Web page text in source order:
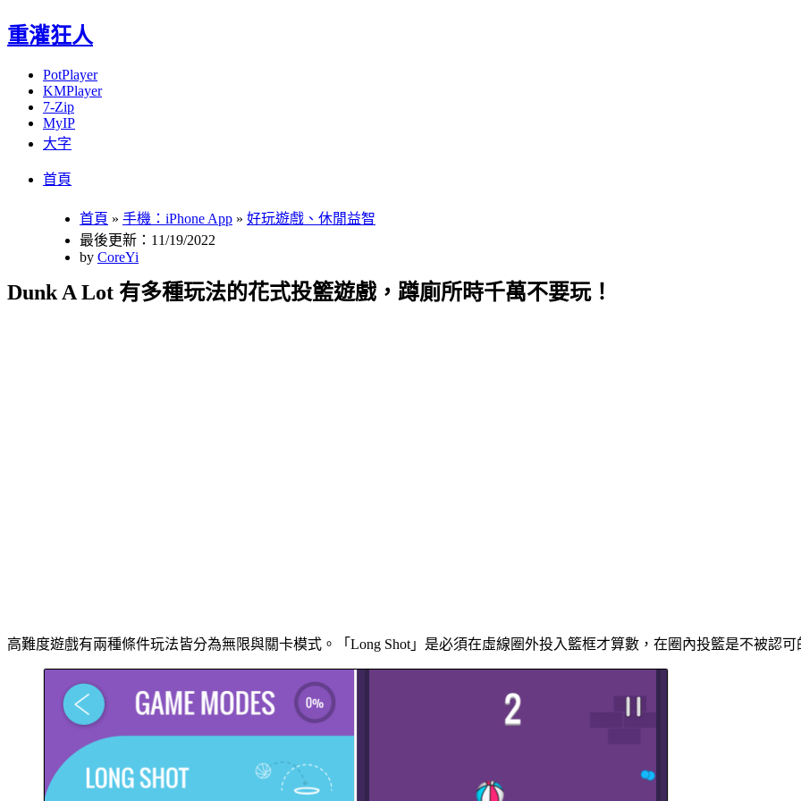
重灌狂人
PotPlayer
KMPlayer
7-Zip
MyIP
大字
首頁
首頁 » 手機：iPhone App » 好玩遊戲、休閒益智
最後更新：11/19/2022
by CoreYi
Dunk A Lot 有多種玩法的花式投籃遊戲，蹲廁所時千萬不要玩！
高難度遊戲有兩種條件玩法皆分為無限與關卡模式。「Long Shot」是必須在虛線圈外投入籃框才算數，在圈內投籃是不被認可